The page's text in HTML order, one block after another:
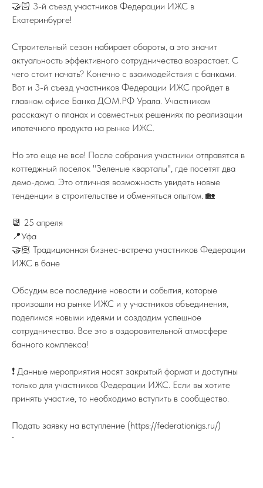
🤝🏻 3-й съезд участников Федерации ИЖС в
Екатеринбурге!
Строительный сезон набирает обороты, а это значит
актуальность эффективного сотрудничества возрастает. С
чего стоит начать? Конечно с взаимодействия с банками.
Вот и 3-й съезд участников Федерации ИЖС пройдет в
главном офисе Банка ДОМ.РФ Урала. Участникам
расскажут о планах и совместных решениях по реализации
ипотечного продукта на рынке ИЖС.
Но это еще не все! После собрания участники отправятся в
коттеджный поселок "Зеленые кварталы", где посетят два
демо-дома. Это отличная возможность увидеть новые
тенденции в строительстве и обменяться опытом. 🏡
📆 25 апреля
📍Уфа
🤝🏻 Традиционная бизнес-встреча участников Федерации
ИЖС в бане
Обсудим все последние новости и события, которые
произошли на рынке ИЖС и у участников объединения,
поделимся новыми идеями и создадим успешное
сотрудничество. Все это в оздоровительной атмосфере
банного комплекса!
❗️ Данные мероприятия носят закрытый формат и доступны
только для участников Федерации ИЖС. Если вы хотите
принять участие, то необходимо вступить в сообщество.
Подать заявку на вступление (https://federationigs.ru/)
-
8 (800) 77-00-180
federation@igsrus.ru
На канале вы найдете самую свежую
информацию о всех событиях связанных
ПОДПИСЫВАЙТЕСЬ НА TELEGRAM
© 2015 – 2025 Федерация ИЖС
ООО "ФИЖС". ИНН 1660279424. 420097, Республика
Татарстан, город Казань, Центральная ул, д. 39, кв. 19.
Политика в отношении обработки
персональных данных
Instagram — проект Meta Platforms Inc., деятельность которой
признана экстремистской и запрещена на территории РФ